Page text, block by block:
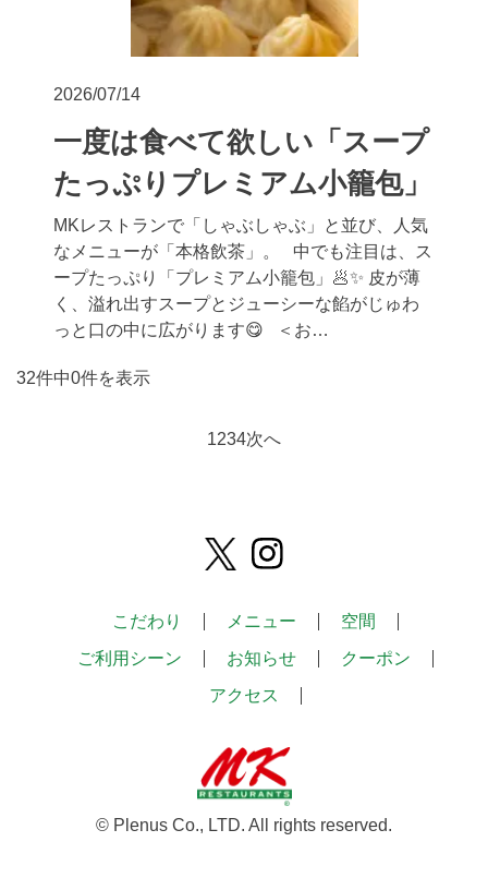
2026/07/14
一度は食べて欲しい「スープ
たっぷりプレミアム小籠包」
MKレストランで「しゃぶしゃぶ」と並び、人気
なメニューが「本格飲茶」。 中でも注目は、ス
ープたっぷり「プレミアム小籠包」🥟✨ 皮が薄
く、溢れ出すスープとジューシーな餡がじゅわ
っと口の中に広がります😋 ＜お…
32件中0件を表示
1234次へ
こだわり メニュー
空間
ご利用シーン
お知らせ
クーポン
アクセス
© Plenus Co., LTD. All rights reserved.